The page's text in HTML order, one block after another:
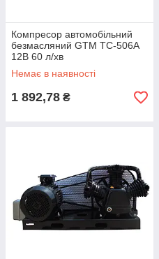
Компресор автомобільний
безмасляний GTM TC-506A
12В 60 л/хв
Немає в наявності
1 892,78 ₴